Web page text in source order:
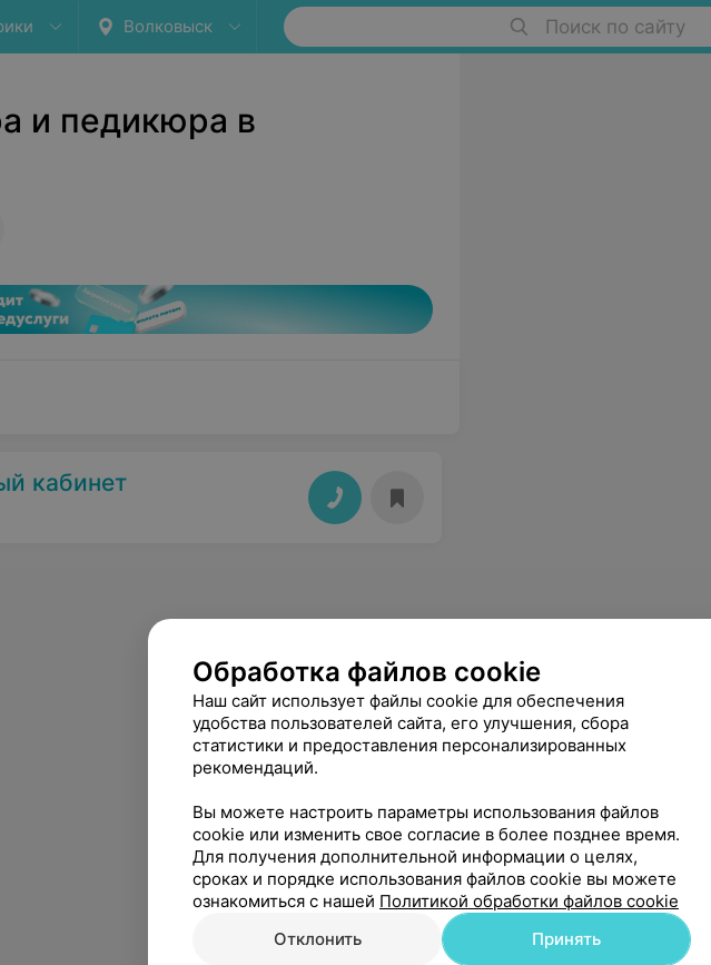
Волковыск Поиск по сайту
и педикюра в
кабинет
Обработка файлов cookie
Наш сайт использует файлы cookie для обеспечения
удобства пользователей сайта, его улучшения, сбора
статистики и предоставления персонализированных
рекомендаций.
Вы можете настроить параметры использования файлов
cookie или изменить свое согласие в более позднее время.
Для получения дополнительной информации о целях,
сроках и порядке использования файлов cookie вы можете
ознакомиться с нашей Политикой обработки файлов cookie
Отклонить
Принять